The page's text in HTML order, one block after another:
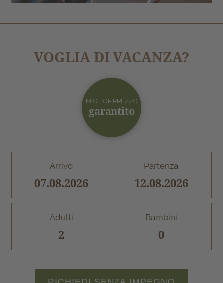
VOGLIA DI VACANZA?
MIGLIOR PREZZO
garantito
Arrivo Partenza
Adulti Bambini